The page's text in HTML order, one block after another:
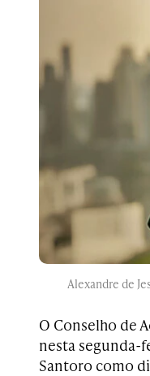
Alexandre de
O Conselho de
nesta segunda-
Santoro como